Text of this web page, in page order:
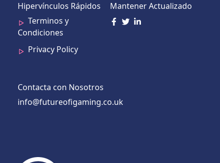
Hipervínculos Rápidos
Terminos y
Condiciones
Privacy Policy
Mantener Actualizado
Contacta con Nosotros
info@futureofigaming.co.uk